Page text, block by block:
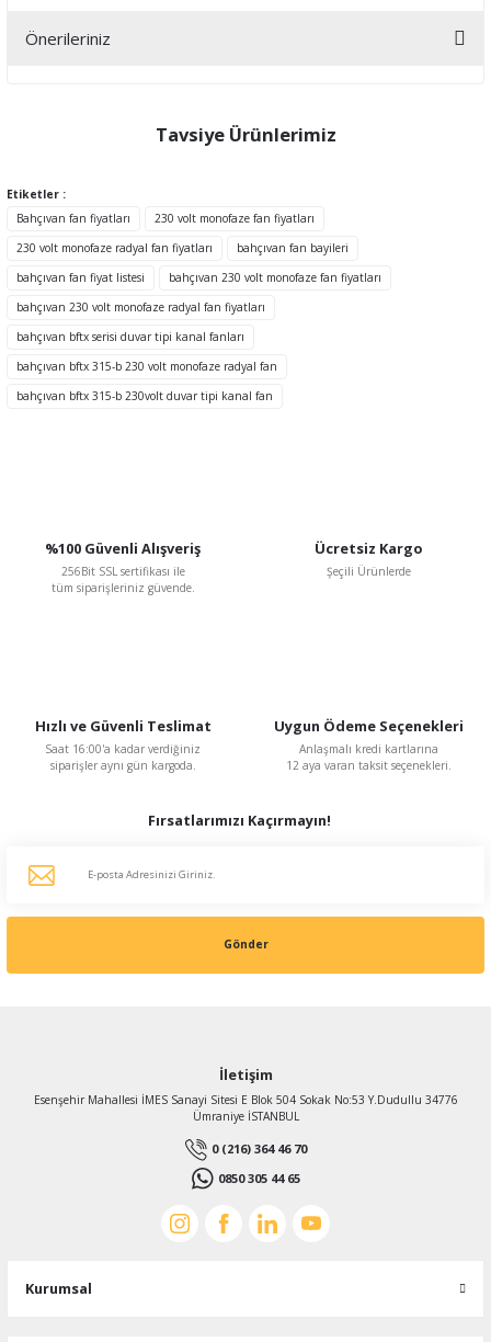
Önerileriniz
tarafımıza iletebilirsiniz.
Görüş ve önerileriniz için teşekkür ederiz.
Ürün fiyatı diğer sitelerden daha pahalı.
Bu ürüne benzer farklı alternatifler olmalı.
Tavsiye Ürünlerimiz
TÜKENDİ
BVN Bahçıvan
%48 1.569,76 TL
Etiketler :
Bahçıvan fan fiyatları
230 volt monofaze fan fiyatları
230 volt monofaze radyal fan fiyatları
bahçıvan fan bayileri
bahçıvan fan fiyat listesi
bahçıvan 230 volt monofaze fan fiyatları
bahçıvan 230 volt monofaze radyal fan fiyatları
bahçıvan bftx serisi duvar tipi kanal fanları
bahçıvan bftx 315-b 230 volt monofaze radyal fan
bahçıvan bftx 315-b 230volt duvar tipi kanal fan
%100 Güvenli Alışveriş
256Bit SSL sertifikası ile
tüm siparişleriniz güvende.
Ücretsiz Kargo
Şeçili Ürünlerde
Hızlı ve Güvenli Teslimat
Saat 16:00'a kadar verdiğiniz
siparişler aynı gün kargoda.
Uygun Ödeme Seçenekleri
Anlaşmalı kredi kartlarına
12 aya varan taksit seçenekleri.
Fırsatlarımızı Kaçırmayın!
Gönder
İletişim
Esenşehir Mahallesi İMES Sanayi Sitesi E Blok 504 Sokak No:53 Y.Dudullu 34776
Ümraniye İSTANBUL
0 (216) 364 46 70
0850 305 44 65
Kurumsal